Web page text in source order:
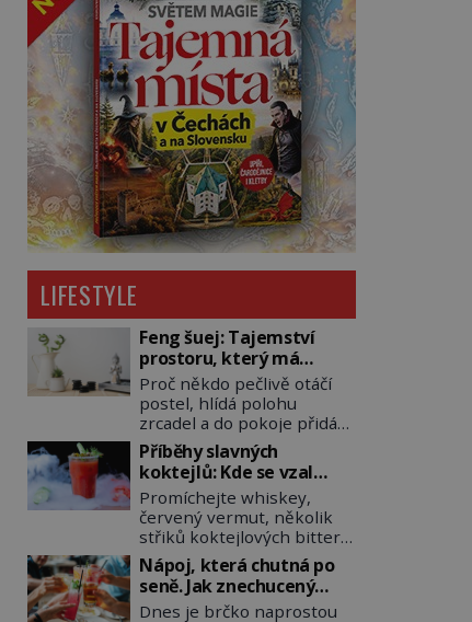
LIFESTYLE
Feng šuej: Tajemství
prostoru, který má
přinášet štěstí
Proč někdo pečlivě otáčí
postel, hlídá polohu
zrcadel a do pokoje přidává
rostliny, vodu nebo dřevo?
Feng šuej tvrdí, že domov
není jen soubor zdí a
nábytku. Je to prostor,
kterým proudí energie
čchi a jeho uspořádání
může ovlivňovat, jak se v
něm člověk cítí. Feng šuej
má kořeny ve staré Číně a
Příběhy slavných
koktejlů: Kde se vzal
Manhattan a Bloody
Mary?
Promíchejte whiskey,
červený vermut, několik
střiků koktejlových bitters
a led, sceďte, ozdobte
koktejlovou třešinkou a
tadá… Manhattan je tu! A
pokud to má být skutečně
Nápoj, která chutná po
seně. Jak znechucený
Američan vymyslel brčko
Dnes je brčko naprostou